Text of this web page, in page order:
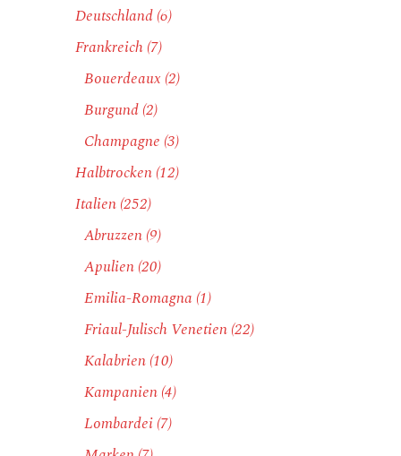
Deutschland(6)
Frankreich(7)
Bouerdeaux (2)
Burgund(2)
Champagne (3)
Halbtrocken(12)
Italien(252)
Abruzzen(9)
Apulien(20)
Emilia-Romagna (1)
Friaul-Julisch Venetien(22)
Kalabrien(10)
Kampanien(4)
Lombardei(7)